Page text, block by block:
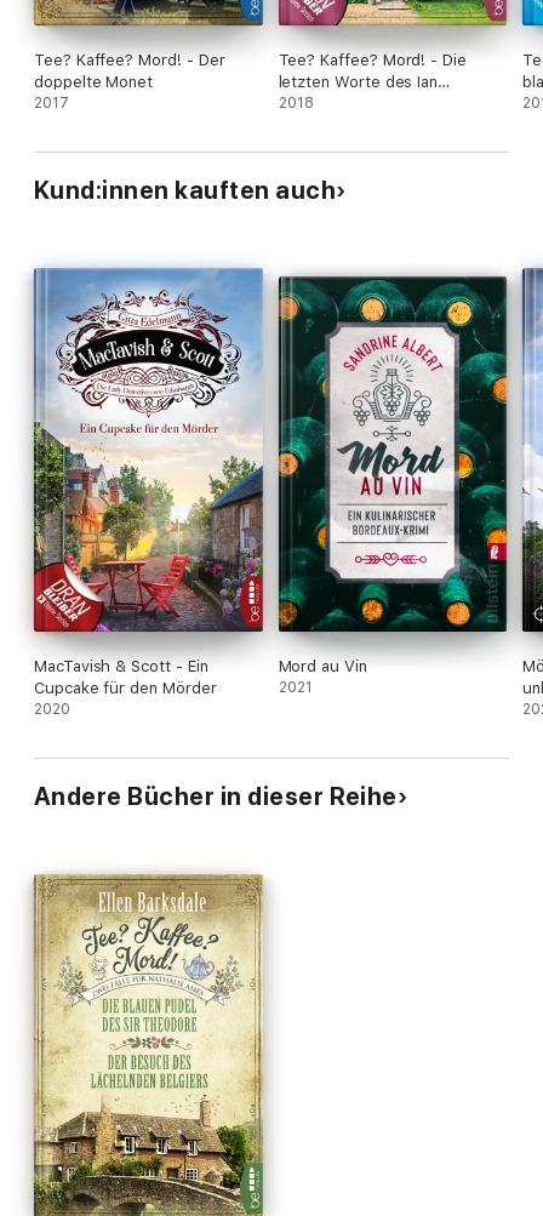
Tee? Kaffee? Mord! - Der
doppelte Monet
2017
Tee? Kaffee? Mord! - Die
letzten Worte des Ian
O'Shelley
2018
Kund:innen kauften auch
MacTavish & Scott - Ein
Cupcake für den Mörder
2020
Mord au Vin
2021
Andere Bücher in dieser Reihe